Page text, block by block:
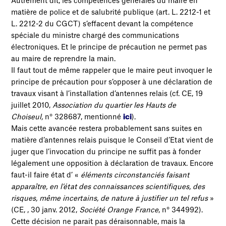
matière de police et de salubrité publique (art. L. 2212-1 et
L. 2212-2 du CGCT) s’effacent devant la compétence
spéciale du ministre chargé des communications
électroniques. Et le principe de précaution ne permet pas
au maire de reprendre la main.
Il faut tout de même rappeler que le maire peut invoquer le
principe de précaution pour s’opposer à une déclaration de
travaux visant à l’installation d’antennes relais (cf. CE, 19
juillet 2010,Association du quartier les Hauts de
Choiseul, n° 328687, mentionnéici).
Mais cette avancée restera probablement sans suites en
matière d’antennes relais puisque le Conseil d’Etat vient de
juger que l’invocation du principe ne suffit pas à fonder
légalement une opposition à déclaration de travaux. Encore
faut-il faire état d’ « éléments circonstanciés faisant
apparaître, en l’état des connaissances scientifiques, des
risques, même incertains, de nature à justifier un tel refus»
(CE, , 30 janv. 2012, Société Orange France, n° 344992).
Cette décision ne parait pas déraisonnable, mais la